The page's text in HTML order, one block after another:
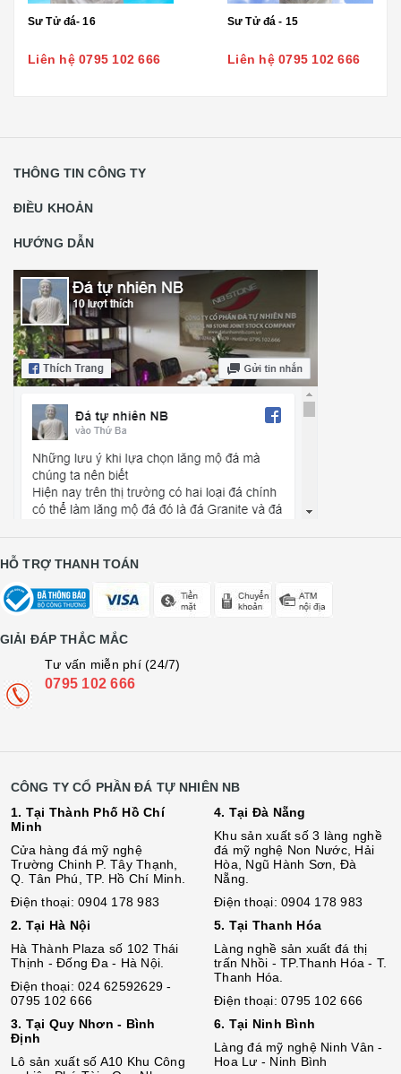
Sư Tử đá- 16
Liên hệ 0795 102 666
Sư Tử đá - 15
Liên hệ 0795 102 666
THÔNG TIN CÔNG TY
ĐIỀU KHOẢN
HƯỚNG DẪN
HỖ TRỢ THANH TOÁN
GIẢI ĐÁP THẮC MẮC
Tư vấn miễn phí (24/7)
0795 102 666
CÔNG TY CỔ PHẦN ĐÁ TỰ NHIÊN NB
1. Tại Thành Phố Hồ Chí
Minh
Cửa hàng đá mỹ nghệ
Trường Chinh P. Tây Thạnh,
Q. Tân Phú, TP. Hồ Chí Minh.
Điện thoại: 0904 178 983
2. Tại Hà Nội
Hà Thành Plaza số 102 Thái
Thịnh - Đống Đa - Hà Nội.
Điện thoại: 024 62592629 -
0795 102 666
3. Tại Quy Nhơn - Bình
Định
Lô sản xuất số A10 Khu Công
4. Tại Đà Nẵng
Khu sản xuất số 3 làng nghề
đá mỹ nghệ Non Nước, Hải
Hòa, Ngũ Hành Sơn, Đà
Nẵng.
Điện thoại: 0904 178 983
5. Tại Thanh Hóa
Làng nghề sản xuất đá thị
trấn Nhồi - TP.Thanh Hóa - T.
Thanh Hóa.
Điện thoại: 0795 102 666
6. Tại Ninh Bình
Làng đá mỹ nghệ Ninh Vân -
Hoa Lư - Ninh Bình